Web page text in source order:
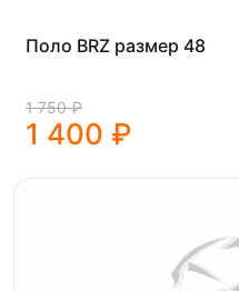
Поло BRZ размер 48
1 750 ₽
1 400 ₽